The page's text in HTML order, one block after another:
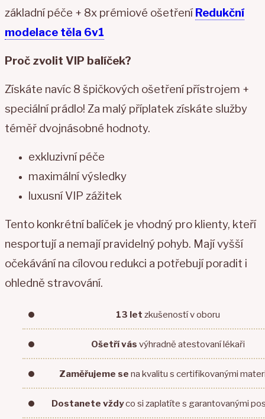
základní péče + 8x prémiové ošetřeníRedukční
modelace těla 6v1
Proč zvolit VIP balíček?
Získáte navíc 8 špičkových ošetření přístrojem +
speciální prádlo! Za malý příplatek získáte služby
téměř dvojnásobné hodnoty.
exkluzivní péče
maximální výsledky
luxusní VIP zážitek
Tento konkrétní balíček je vhodný pro klienty, kteří
nesportují a nemají pravidelný pohyb. Mají vyšší
očekávání na cílovou redukci a potřebují poradit i
ohledně stravování.
13 let zkušenostív oboru
Ošetří vás výhradně atestovanílékaři
Zaměřujeme se na kvalitu s certifikovanými
Dostanete vždyco si zaplatíte s garantovanými